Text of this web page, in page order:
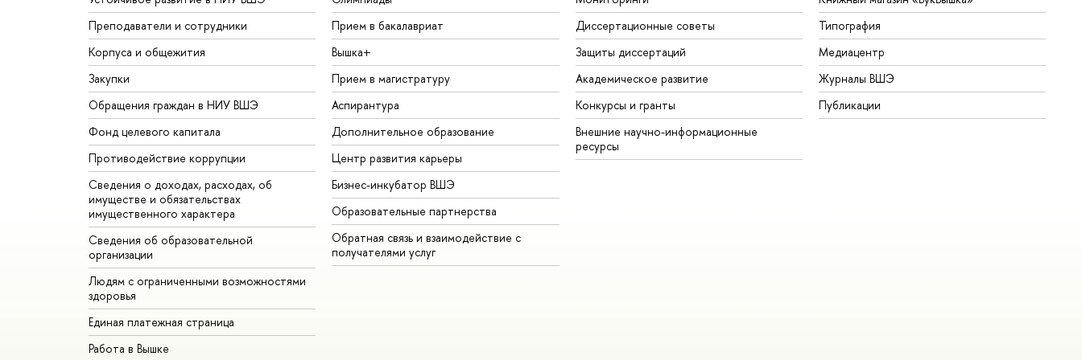
Преподаватели и сотрудники
Корпуса и общежития
Закупки
Обращения граждан в НИУ ВШЭ
Фонд целевого капитала
Противодействие коррупции
Сведения о доходах, расходах, об
имуществе и обязательствах
имущественного характера
Сведения об образовательной
организации
Людям с ограниченными возможностями
здоровья
Единая платежная страница
Работа в Вышке
Прием в бакалавриат
Вышка+
Прием в магистратуру
Аспирантура
Дополнительное образование
Центр развития карьеры
Бизнес-инкубатор ВШЭ
Образовательные партнерства
Обратная связь и взаимодействие с
получателями услуг
Диссертационные советы
Защиты диссертаций
Академическое развитие
Конкурсы и гранты
Внешние научно-информационные
ресурсы
Типография
Медиацентр
Журналы ВШЭ
Публикации